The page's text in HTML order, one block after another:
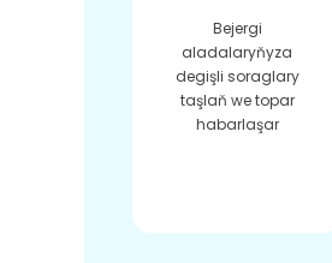
Bejergi
aladalaryňyza
degişli soraglary
taşlaň we topar
habarlaşar